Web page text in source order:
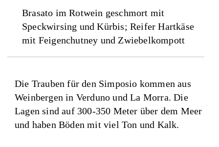
Brasato im Rotwein geschmort mit
Speckwirsing und Kürbis; Reifer Hartkäse
mit Feigenchutney und Zwiebelkompott
Die Trauben für den Simposio kommen aus
Weinbergen in Verduno und La Morra. Die
Lagen sind auf 300-350 Meter über dem Meer
und haben Böden mit viel Ton und Kalk.